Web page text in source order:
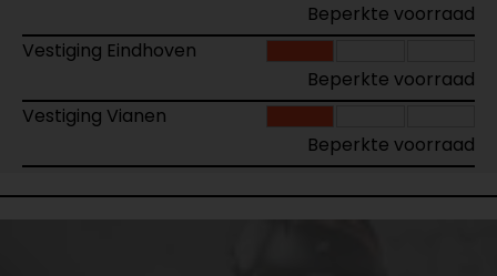
Beperkte voorraad
Vestiging Eindhoven
Beperkte voorraad
Vestiging Vianen
Beperkte voorraad